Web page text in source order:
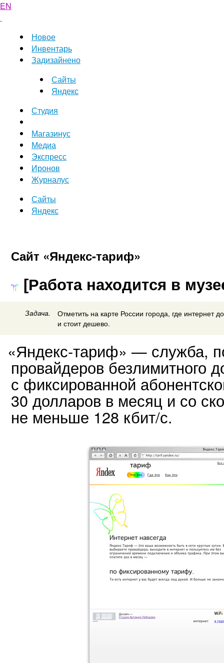
EN
Новое
Инвентарь
Задизайнено
Сайты
Яндекс
Студия
Магазинус
Медиа
Экспресс
Иронов
Журналус
Сайты
Яндекс
Сайт «Яндекс-тариф»
[Работа находится в
Задача.
Отметить на карте России города, где интернет
и стоит дешево.
«Яндекс-тариф» — служба,
провайдеров безлимитного
с фиксированной
30 долларов в месяц и со
не меньше 128 кбит/с.